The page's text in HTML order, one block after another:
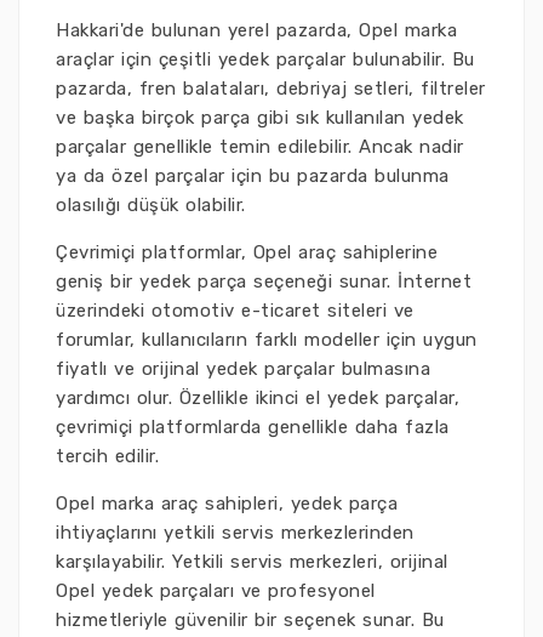
Hakkari'de bulunan yerel pazarda, Opel marka
araçlar için çeşitli yedek parçalar bulunabilir. Bu
pazarda, fren balataları, debriyaj setleri, filtreler
ve başka birçok parça gibi sık kullanılan yedek
parçalar genellikle temin edilebilir. Ancak nadir
ya da özel parçalar için bu pazarda bulunma
olasılığı düşük olabilir.
Çevrimiçi platformlar, Opel araç sahiplerine
geniş bir yedek parça seçeneği sunar. İnternet
üzerindeki otomotiv e-ticaret siteleri ve
forumlar, kullanıcıların farklı modeller için uygun
fiyatlı ve orijinal yedek parçalar bulmasına
yardımcı olur. Özellikle ikinci el yedek parçalar,
çevrimiçi platformlarda genellikle daha fazla
tercih edilir.
Opel marka araç sahipleri, yedek parça
ihtiyaçlarını yetkili servis merkezlerinden
karşılayabilir. Yetkili servis merkezleri, orijinal
Opel yedek parçaları ve profesyonel
hizmetleriyle güvenilir bir seçenek sunar. Bu